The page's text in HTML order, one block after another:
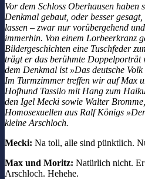
Vor dem Schloss Oberhausen haben
Denkmal gebaut, oder besser
lassen – zwar nur vorübergehend
immerhin. Von einem Lorbeerkranz
Bildergeschichten eine Tuschfeder
trägt er das berühmte Doppelporträt
dem Denkmal ist »Das deutsche
Im Turmzimmer treffen wir auf Max
Hofhund Tassilo mit Hang zum
den Igel Mecki sowie Walter
Homosexuellen aus Ralf Königs
kleine Arschloch.
Mecki: Na toll, alle sind pünktlich.
Max und Moritz: Natürlich nicht.
Arschloch. Hehehe.